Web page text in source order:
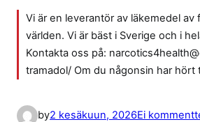
Vi är en leverantör av läkemedel
världen. Vi är bäst i Sverige och i
Kontakta oss på:
tramadol/ Om du någonsin har
by2 kesäkuun, 2026Ei